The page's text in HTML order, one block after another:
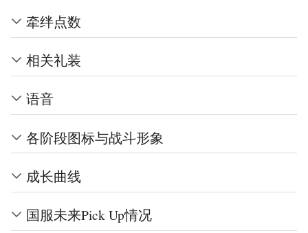
牵绊点数
相关礼装
语音
各阶段图标与战斗形象
成长曲线
国服未来Pick Up情况